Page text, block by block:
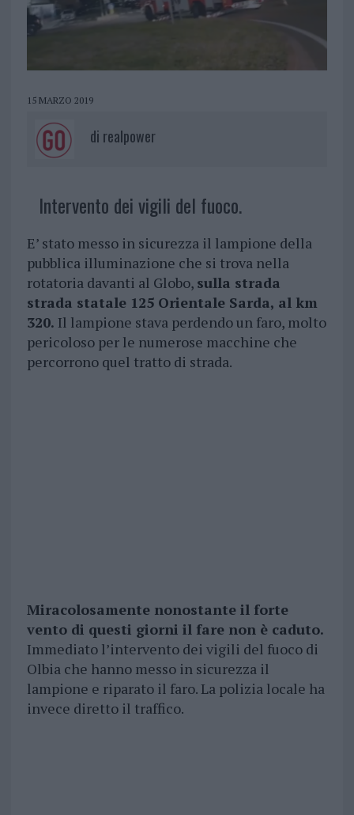
15 MARZO 2019
di realpower
Intervento dei vigili del fuoco.
E’ stato messo in sicurezza il lampione della
pubblica illuminazione che si trova nella
rotatoria davanti al Globo, sulla strada
strada statale 125 Orientale Sarda, al km
320. Il lampione stava perdendo un faro, molto
pericoloso per le numerose macchine che
percorrono quel tratto di strada.
Miracolosamente nonostante il forte
vento di questi giorni il fare non è caduto.
Immediato l’intervento dei vigili del fuoco di
Olbia che hanno messo in sicurezza il
lampione e riparato il faro. La polizia locale ha
invece diretto il traffico.